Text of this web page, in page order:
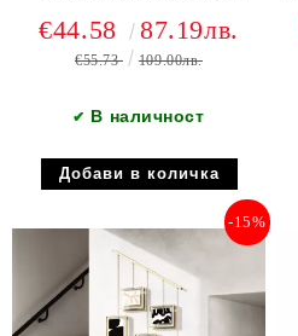
€44.58 87.19лв.
€55.73 109.00лв.
✔ В наличност
-15%